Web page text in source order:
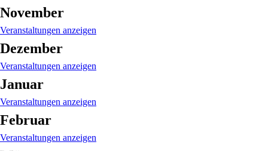
November
Veranstaltungen anzeigen
Dezember
Veranstaltungen anzeigen
Januar
Veranstaltungen anzeigen
Februar
Veranstaltungen anzeigen